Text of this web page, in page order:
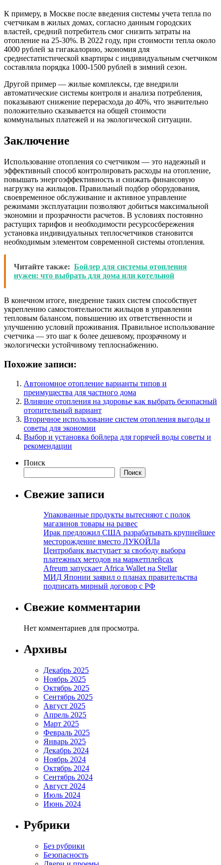
К примеру, в Москве после введения системы учета тепла по
счетчикам в жилых домах, согласно данным городских
властей, средний потребитель смог снизить затраты на
отопление на 25-30%. В 2022 году, при стоимости тепла около
4000 рублей за гигакалорию, экономия для
среднестатистической квартиры с индивидуальным счетчиком
составляла порядка 1000-1500 рублей в зимний сезон.
Другой пример — жилые комплексы, где внедрили
автоматические системы контроля и анализа потребления,
показывают снижение перерасхода до 40%, что значительно
положительно сказывается на общей стоимости
коммунальных платежей и на экологической ситуации.
Заключение
Использование отопления со счетчиком — это надежный и
эффективный способ контролировать расходы на отопление,
повышать энергоэффективность и снижать финансовую
нагрузку на жильцов. Правильный подбор оборудования,
своевременное обслуживание и активное управление
режимами эксплуатации позволяют добиться максимальной
экономии и прозрачности расчетов. В условиях постоянно
растущих тарифов и необходимости ресурсосбережения
установка индивидуальных теплосчетчиков становится
необходимым элементом современной системы отопления.
Читайте также: Бойлер для системы отопления
нужен: что выбрать для дома или котельной
В конечном итоге, внедрение таких систем способствует
укреплению самостоятельности жильцов в управлении
тепловым балансом, повышению их ответственности и
улучшению условий проживания. Правильное использование
счетчика — это шаг к более дешевому, прозрачному и
экологически устойчивому теплоснабжению.
Похожие записи:
Автономное отопление варианты типов и
преимущества для частного дома
Влияние отопления на здоровье как выбрать безопасный
отопительный вариант
Вторичное использование систем отопления выгоды и
советы для экономии
Выбор и установка бойлера для горячей воды советы и
рекомендации
Поиск
Поиск
Свежие записи
Упакованные продукты вытесняют с полок
магазинов товары на развес
Ирак предложил США разрабатывать крупнейшее
месторождение вместо ЛУКОЙЛа
Центробанк выступает за свободу выбора
платежных методов на маркетплейсах
Afreum запускает Africa Wallet на Stellar
МИД Японии заявил о планах правительства
подписать мирный договор с РФ
Свежие комментарии
Нет комментариев для просмотра.
Архивы
Декабрь 2025
Ноябрь 2025
Октябрь 2025
Сентябрь 2025
Август 2025
Апрель 2025
Март 2025
Февраль 2025
Январь 2025
Декабрь 2024
Ноябрь 2024
Октябрь 2024
Сентябрь 2024
Август 2024
Июль 2024
Июнь 2024
Рубрики
Без рубрики
Безопасность